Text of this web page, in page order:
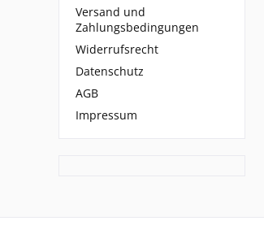
Versand und
Zahlungsbedingungen
Widerrufsrecht
Datenschutz
AGB
Impressum